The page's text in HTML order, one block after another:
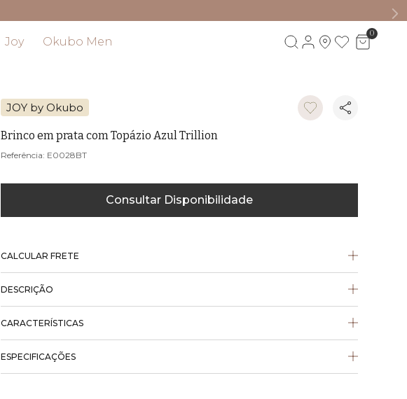
Joy Okubo Men
0
JOY by Okubo
Brinco em prata com Topázio Azul Trillion
E0028BT
Consultar Disponibilidade
CALCULAR FRETE
DESCRIÇÃO
CARACTERÍSTICAS
ESPECIFICAÇÕES